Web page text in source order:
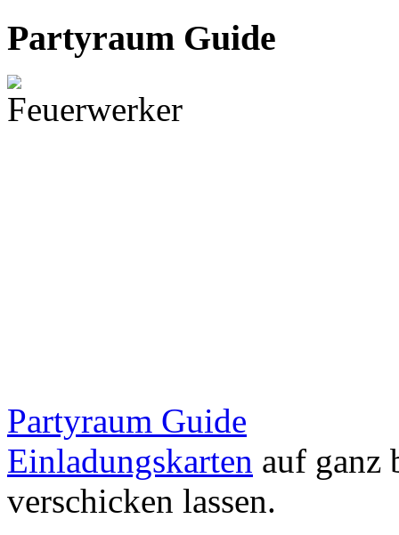
Partyraum Guide
Partyraum Guide
Einladungskarten auf ganz
verschicken lassen.